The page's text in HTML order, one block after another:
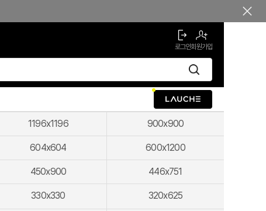
로그인회원가입
1196x1196 900x900
604x604 600x1200
450x900 446x751
330x330 320x625